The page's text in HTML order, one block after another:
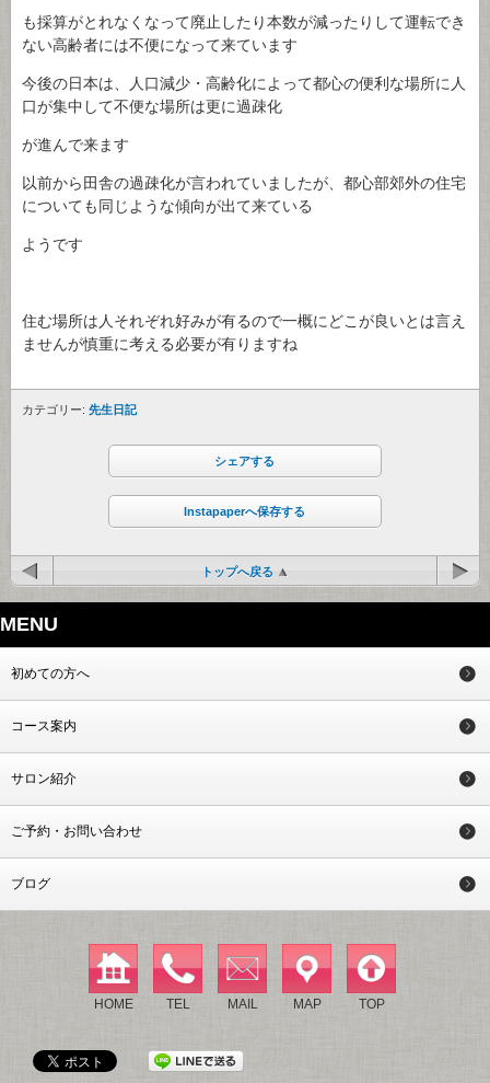
も採算がとれなくなって廃止したり本数が減ったりして運転でき
ない高齢者には不便になって来ています
今後の日本は、人口減少・高齢化によって都心の便利な場所に人
口が集中して不便な場所は更に過疎化
が進んで来ます
以前から田舎の過疎化が言われていましたが、都心部郊外の住宅
についても同じような傾向が出て来ている
ようです
住む場所は人それぞれ好みが有るので一概にどこが良いとは言え
ませんが慎重に考える必要が有りますね
カテゴリー: 先生日記
シェアする
Instapaperへ保存する
トップへ戻る
MENU
初めての方へ
コース案内
サロン紹介
ご予約・お問い合わせ
ブログ
HOME TEL MAIL MAP TOP